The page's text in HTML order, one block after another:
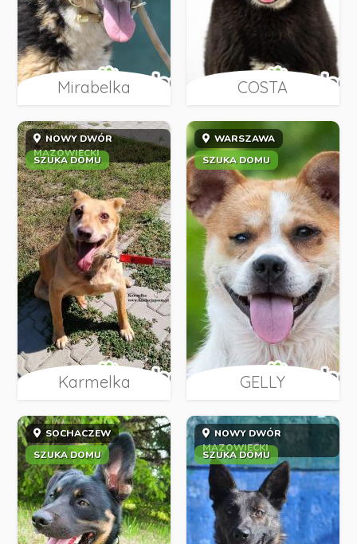
Mirabelka COSTA
NOWY DWÓR
MAZOWIECKI
SZUKA DOMU
Karmelka
WARSZAWA
SZUKA DOMU
GELLY
SOCHACZEW
SZUKA DOMU
NOWY DWÓR
MAZOWIECKI
SZUKA DOMU